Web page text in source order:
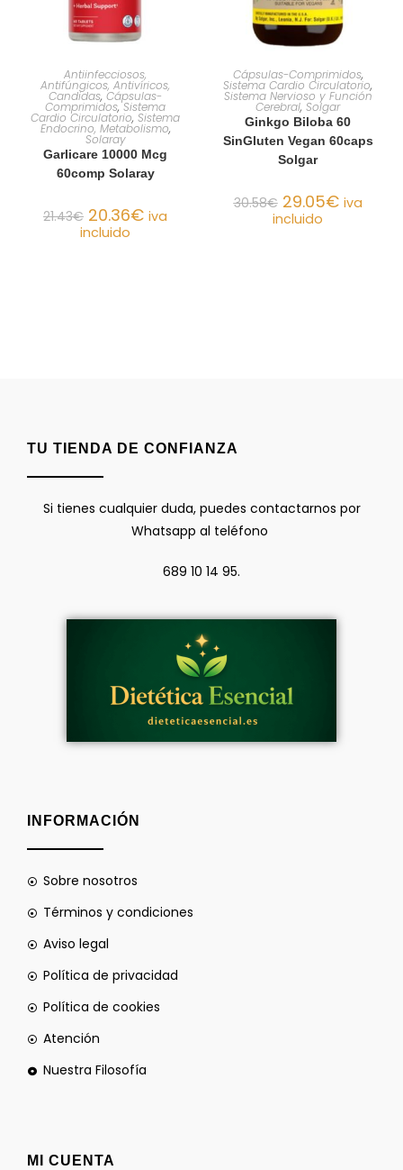
AÑADIR AL CARRITO
Antiinfecciosos,
Antifúngicos, Antivíricos,
Candidas, Cápsulas-
Comprimidos,Sistema
Cardio Circulatorio, Sistema
Endocrino, Metabolismo,
Solaray
Garlicare 10000 Mcg
60comp Solaray
21.43€ 20.36€ iva
incluido
AÑADIR AL CARRITO
Cápsulas-Comprimidos,
Sistema Cardio Circulatorio,
Sistema Nervioso y Función
Cerebral, Solgar
Ginkgo Biloba 60
SinGluten Vegan 60caps
Solgar
30.58€ 29.05€ iva
incluido
TU TIENDA DE CONFIANZA
Si tienes cualquier duda, puedes contactarnos por
Whatsapp al teléfono
689 10 14 95.
INFORMACIÓN
Sobre nosotros
Términos y condiciones
Aviso legal
Política de privacidad
Política de cookies
Atención
Nuestra Filosofía
MI CUENTA